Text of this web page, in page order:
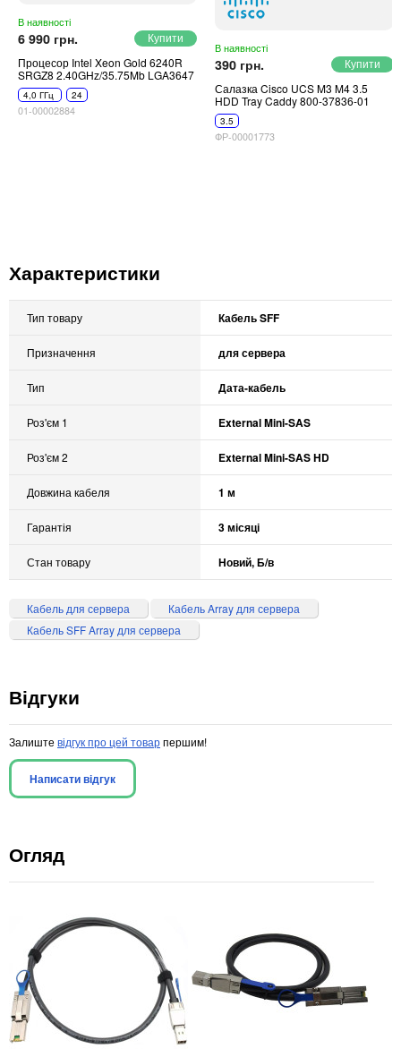
В наявності
6 990 грн.
Процесор Intel Xeon Gold 6240R
SRGZ8 2.40GHz/35.75Mb LGA3647
4,0 ГГц 24
01-00002884
В наявності
390 грн.
Салазка Cisco UCS M3 M4 3.5
HDD Tray Caddy 800-37836-01
3.5
ФР-00001773
Характеристики
Тип товару Кабель SFF
Призначення для сервера
Тип Дата-кабель
Роз'єм 1 External Mini-SAS
Роз'єм 2 External Mini-SAS HD
Довжина кабеля 1 м
Гарантія 3 місяці
Стан товару Новий, Б/в
Кабель для сервера
Кабель Array для сервера
Кабель SFF Array для сервера
Відгуки
Залиште відгук про цей товарпершим!
Написати відгук
Огляд